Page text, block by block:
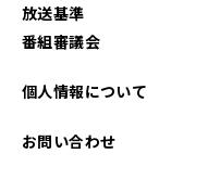
2025年07月
放送基準
番組審議会
個人情報について
お問い合わせ